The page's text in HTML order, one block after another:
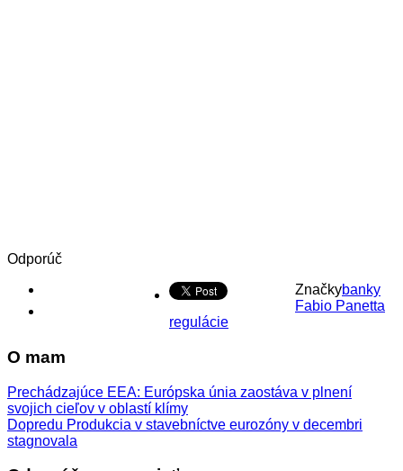
Odporúč
Značkybanky
Fabio Panetta
regulácie
O mam
Prechádzajúce EEA: Európska únia zaostáva v plnení
svojich cieľov v oblastí klímy
Dopredu Produkcia v stavebníctve eurozóny v decembri
stagnovala